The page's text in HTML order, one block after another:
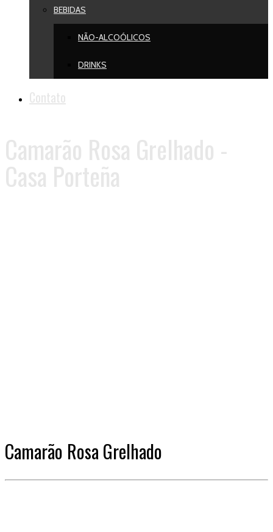
BEBIDAS
NÃO-ALCOÓLICOS
DRINKS
Contato
Camarão Rosa Grelhado -
Casa Porteña
Camarão Rosa Grelhado